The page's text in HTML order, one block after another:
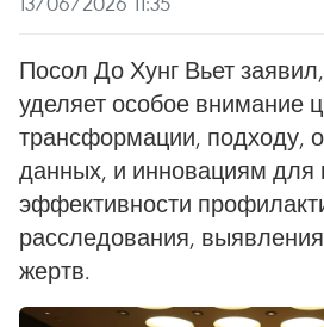
Посол До Хунг Вьет
уделяет особое внимание
трансформации, подходу,
данных, и инновациям
эффективности
расследования,
жертв.